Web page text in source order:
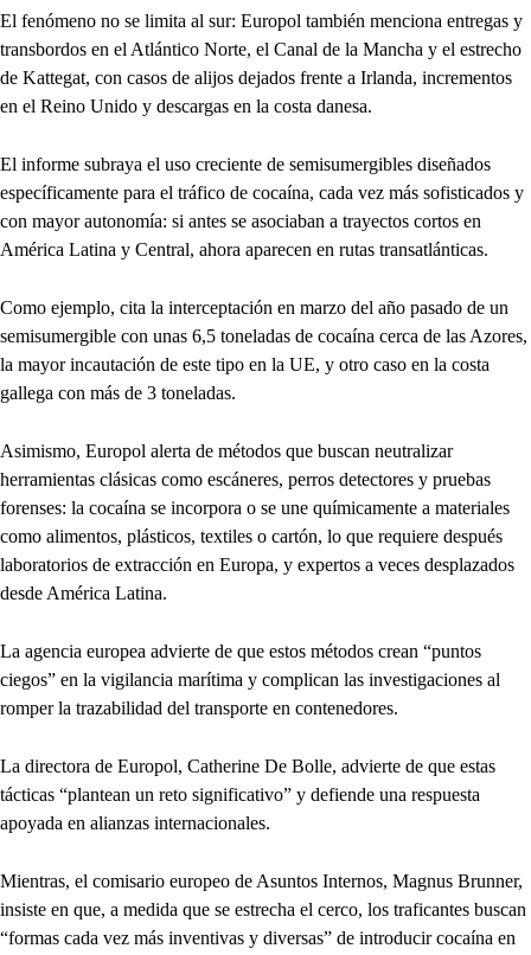
El fenómeno no se limita al sur: Europol también menciona entregas y
transbordos en el Atlántico Norte, el Canal de la Mancha y el estrecho
de Kattegat, con casos de alijos dejados frente a Irlanda, incrementos
en el Reino Unido y descargas en la costa danesa.
El informe subraya el uso creciente de semisumergibles diseñados
específicamente para el tráfico de cocaína, cada vez más sofisticados y
con mayor autonomía: si antes se asociaban a trayectos cortos en
América Latina y Central, ahora aparecen en rutas transatlánticas.
Como ejemplo, cita la interceptación en marzo del año pasado de un
semisumergible con unas 6,5 toneladas de cocaína cerca de las Azores,
la mayor incautación de este tipo en la UE, y otro caso en la costa
gallega con más de 3 toneladas.
Asimismo, Europol alerta de métodos que buscan neutralizar
herramientas clásicas como escáneres, perros detectores y pruebas
forenses: la cocaína se incorpora o se une químicamente a materiales
como alimentos, plásticos, textiles o cartón, lo que requiere después
laboratorios de extracción en Europa, y expertos a veces desplazados
desde América Latina.
La agencia europea advierte de que estos métodos crean “puntos
ciegos” en la vigilancia marítima y complican las investigaciones al
romper la trazabilidad del transporte en contenedores.
La directora de Europol, Catherine De Bolle, advierte de que estas
tácticas “plantean un reto significativo” y defiende una respuesta
apoyada en alianzas internacionales.
Mientras, el comisario europeo de Asuntos Internos, Magnus Brunner,
insiste en que, a medida que se estrecha el cerco, los traficantes buscan
“formas cada vez más inventivas y diversas” de introducir cocaína en